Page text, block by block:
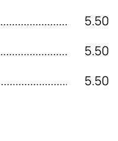
5.50
5.50
5.50